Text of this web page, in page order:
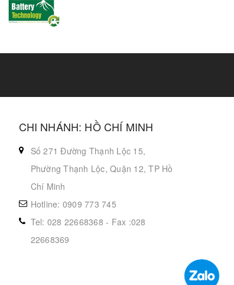
CHI NHÁNH: HỒ CHÍ MINH
Số 271 Đường Thạnh Lộc 15,
Phường Thạnh Lộc, Quận 12, TP Hồ
Chí Minh
Hotline: 0909 773 745
Tel: 028 22668368 - Fax :028
22668369